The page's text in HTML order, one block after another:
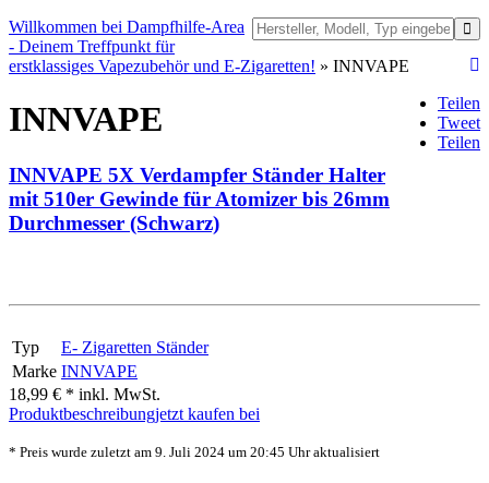
Willkommen bei Dampfhilfe-Area
- Deinem Treffpunkt für
erstklassiges Vapezubehör und E-Zigaretten! » INNVAPE
Teilen
Tweet
Teilen
INNVAPE
INNVAPE 5X Verdampfer Ständer Halter
mit 510er Gewinde für Atomizer bis 26mm
Durchmesser (Schwarz)
Typ
E- Zigaretten Ständer
Marke INNVAPE
18,99 € * inkl. MwSt.
Produktbeschreibungjetzt kaufen bei
* Preis wurde zuletzt am 9. Juli 2024 um 20:45 Uhr aktualisiert